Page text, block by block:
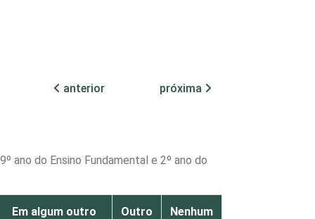
anterior
próxima
ano do Ensino Fundamental e 2º ano do
Em algum outro
Outro
Nenhum